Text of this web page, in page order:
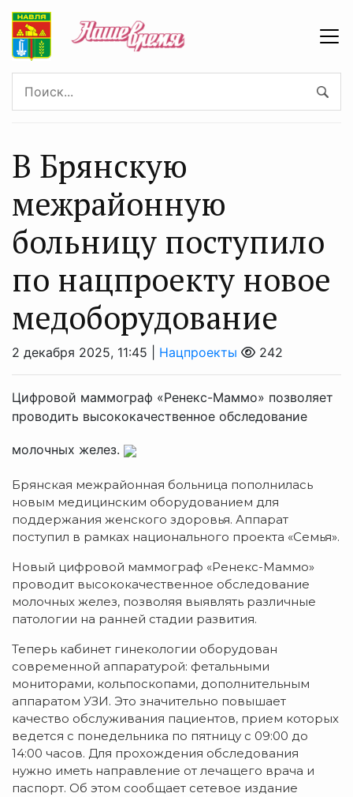
В Брянскую
межрайонную
больницу поступило
по нацпроекту новое
медоборудование
2 декабря 2025, 11:45 | Нацпроекты 242
Цифровой маммограф «Ренекс-Маммо» позволяет
проводить высококачественное обследование
молочных желез.
Брянская межрайонная больница пополнилась
новым медицинским оборудованием для
поддержания женского здоровья. Аппарат
поступил в рамках национального проекта «Семья».
Новый цифровой маммограф «Ренекс-Маммо»
проводит высококачественное обследование
молочных желез, позволяя выявлять различные
патологии на ранней стадии развития.
Теперь кабинет гинекологии оборудован
современной аппаратурой: фетальными
мониторами, кольпоскопами, дополнительным
аппаратом УЗИ. Это значительно повышает
качество обслуживания пациентов, прием которых
ведется с понедельника по пятницу с 09:00 до
14:00 часов. Для прохождения обследования
нужно иметь направление от лечащего врача и
паспорт. Об этом сообщает сетевое издание